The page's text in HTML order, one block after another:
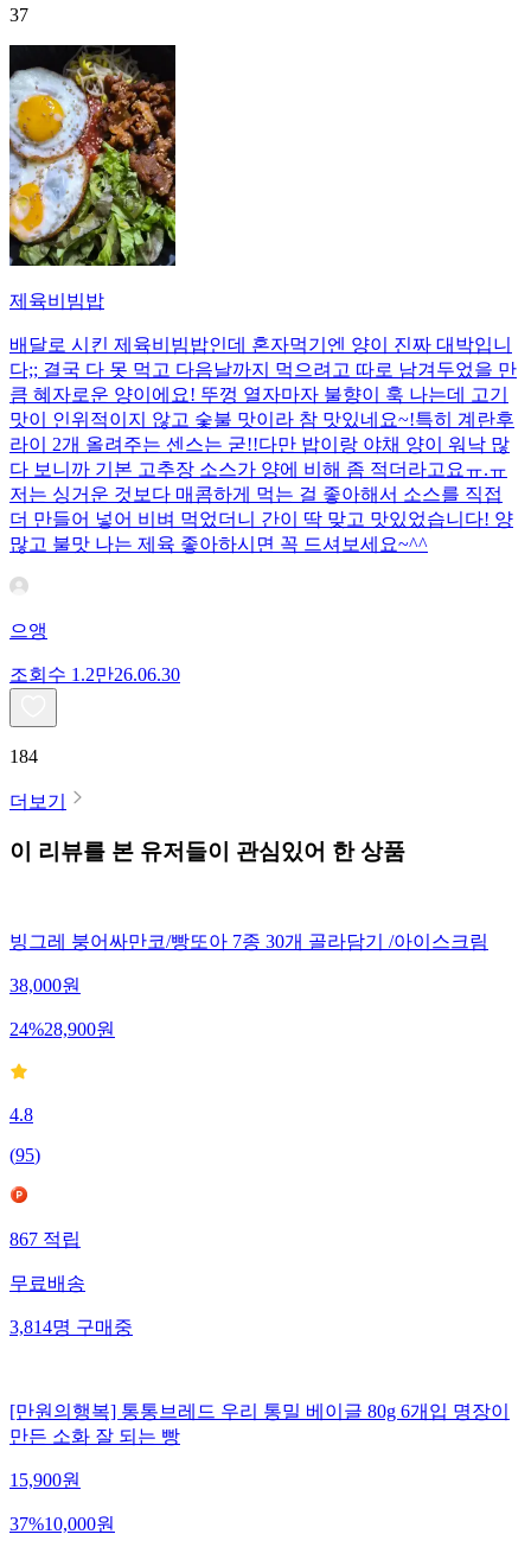
37
제육비빔밥
배달로 시킨 제육비빔밥인데 혼자먹기엔 양이 진짜 대박입니
다;; 결국 다 못 먹고 다음날까지 먹으려고 따로 남겨두었을 만
큼 혜자로운 양이에요! 뚜껑 열자마자 불향이 훅 나는데 고기
맛이 인위적이지 않고 숯불 맛이라 참 맛있네요~!특히 계란후
라이 2개 올려주는 센스는 굳!! ​다만 밥이랑 야채 양이 워낙 많
다 보니까 기본 고추장 소스가 양에 비해 좀 적더라고요ㅠ.ㅠ
저는 싱거운 것보다 매콤하게 먹는 걸 좋아해서 소스를 직접
더 만들어 넣어 비벼 먹었더니 간이 딱 맞고 맛있었습니다! 양
많고 불맛 나는 제육 좋아하시면 꼭 드셔보세요~^^
으앵
조회수 1.2만26.06.30
184
더보기
이 리뷰를 본 유저들이 관심있어 한 상품
빙그레 붕어싸만코/빵또아 7종 30개 골라담기 /아이스크림
38,000원
24%28,900원
4.8
(95)
867 적립
무료배송
3,814명 구매중
[만원의행복] 통통브레드 우리 통밀 베이글 80g 6개입 명장이
만든 소화 잘 되는 빵
15,900원
37%10,000원